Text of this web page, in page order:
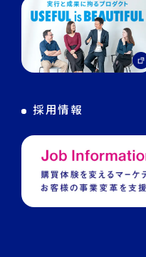
マーケGAI
デジタル・DX人材育成
採用情報